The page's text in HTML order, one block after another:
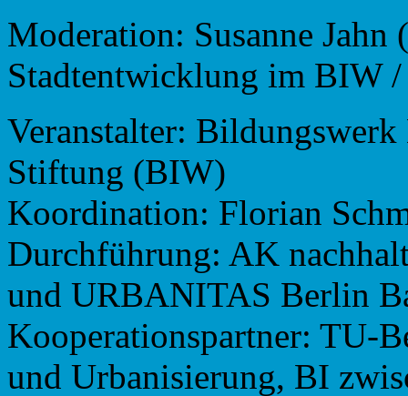
Moderation: Susanne
Stadtentwicklung im BIW
Veranstalter:
Stiftung (BIW)
Koordination: Florian
Durchführung: AK
und URBANITAS Berlin
Kooperationspartner: TU-
und Urbanisierung, BI